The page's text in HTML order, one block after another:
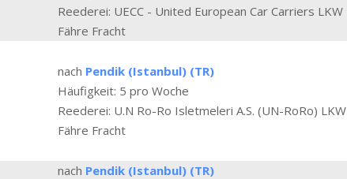
Reederei: UECC - United European Car Carriers LKW
Fähre Fracht
nach Pendik (Istanbul) (TR)
Häufigkeit: 5 pro Woche
Reederei: U.N Ro-Ro Isletmeleri A.S. (UN-RoRo) LKW
Fähre Fracht
nach Pendik (Istanbul) (TR)